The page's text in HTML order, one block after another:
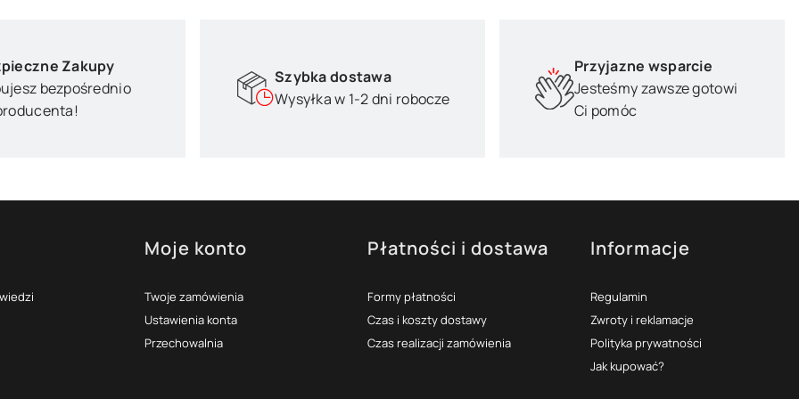
Zakupy
bezpośrednio
Szybka dostawa
Wysyłka w 1-2 dni robocze
Przyjazne wsparcie
Jesteśmy zawsze gotowi
Ci pomóc
Moje konto
Twoje zamówienia
Ustawienia konta
Przechowalnia
Płatności i dostawa
Formy płatności
Czas i koszty dostawy
Czas realizacji zamówienia
Informacje
Regulamin
Zwroty i reklamacje
Polityka prywatności
Jak kupować?